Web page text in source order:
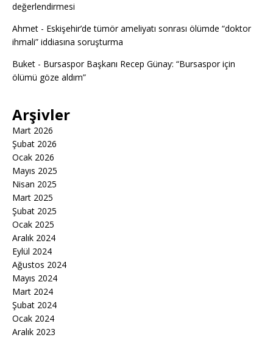
değerlendirmesi
Ahmet - Eskişehir’de tümör ameliyatı sonrası ölümde “doktor
ihmali” iddiasına soruşturma
Buket - Bursaspor Başkanı Recep Günay: “Bursaspor için
ölümü göze aldım”
Arşivler
Mart 2026
Şubat 2026
Ocak 2026
Mayıs 2025
Nisan 2025
Mart 2025
Şubat 2025
Ocak 2025
Aralık 2024
Eylül 2024
Ağustos 2024
Mayıs 2024
Mart 2024
Şubat 2024
Ocak 2024
Aralık 2023